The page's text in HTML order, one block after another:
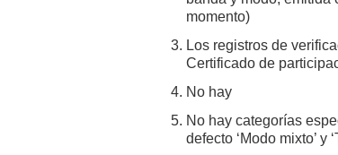
momento)
Los registros de
Certificado de
​No hay
No hay categorías
defecto ‘Modo mixto’ y